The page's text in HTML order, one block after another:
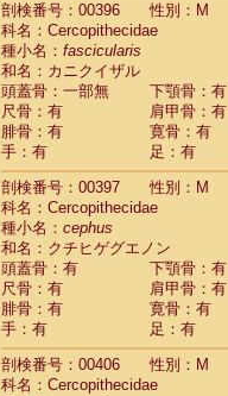
剖検番号：00396
性別：M
科名：Cercopithecidae
種小名： fascicularis
和名：カニクイザル
頭蓋骨：一部無
下顎骨：有
尺骨：有
肩甲骨：有
腓骨：有
寛骨：有
手：有
足：有
剖検番号：00397
性別：M
科名：Cercopithecidae
種小名： cephus
和名：クチヒゲグエノン
頭蓋骨：有
下顎骨：有
尺骨：有
肩甲骨：有
腓骨：有
寛骨：有
手：有
足：有
剖検番号：00406
性別：M
科名：Cercopithecidae